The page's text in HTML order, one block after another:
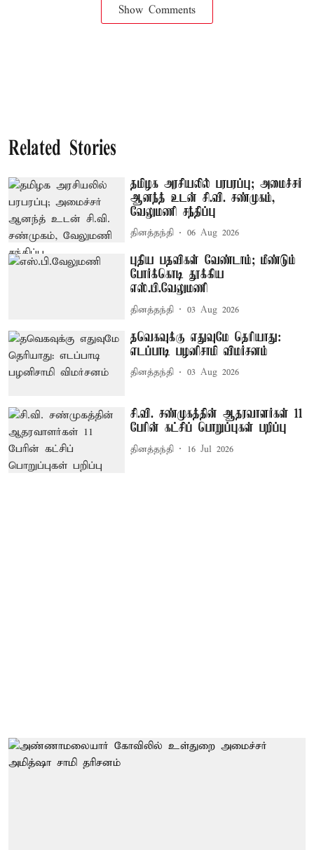
Show Comments
Related Stories
தமிழக அரசியலில் பரபரப்பு; அமைச்சர்
ஆனந்த் உடன் சி.வி. சண்முகம்,
வேலுமணி சந்திப்பு
தினத்தந்தி 06 Aug 2026
புதிய பதவிகள் வேண்டாம்; மீண்டும்
போர்க்கொடி தூக்கிய
எஸ்.பி.வேலுமணி
தினத்தந்தி 03 Aug 2026
தவெகவுக்கு எதுவுமே தெரியாது:
எடப்பாடி பழனிசாமி விமர்சனம்
தினத்தந்தி 03 Aug 2026
சி.வி. சண்முகத்தின் ஆதரவாளர்கள் 11
பேரின் கட்சிப் பொறுப்புகள் பறிப்பு
தினத்தந்தி 16 Jul 2026